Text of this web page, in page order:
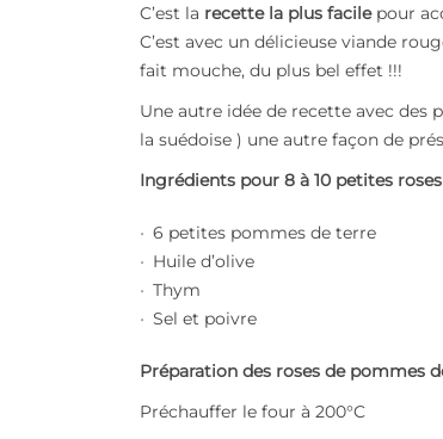
C’est la recette la plus facilepour
C’est avec un délicieuse viande
fait mouche, du plus bel effet !!!
Une autre idée de recette avec des
la suédoise ) une autre façon de
Ingrédients pour 8 à 10 petites roses
6 petites pommes de terre
Huile d’olive
Thym
Sel et poivre
Préparation des roses de pommes
Préchauffer le four à 200°C